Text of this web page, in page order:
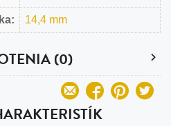
14,4 mm
(0)